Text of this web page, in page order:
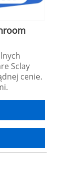
Sclay
cenie.